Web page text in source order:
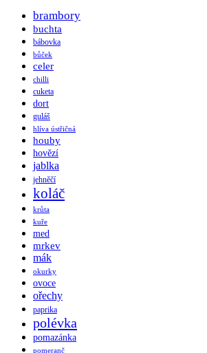
brambory
buchta
bábovka
bůček
celer
chilli
cuketa
dort
guláš
hlíva ústřičná
houby
hovězí
jablka
jehněčí
koláč
krůta
kuře
med
mrkev
mák
okurky
ovoce
ořechy
paprika
polévka
pomazánka
pomeranč